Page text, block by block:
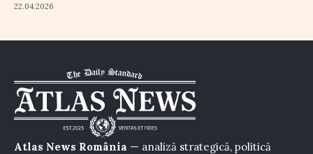
22.04.2026
Atlas News România — analiză strategică, politică